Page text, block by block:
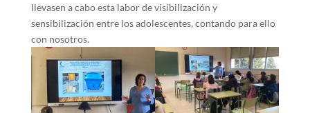
llevasen a cabo esta labor de visibilización y
sensibilización entre los adolescentes, contando para ello
con nosotros.